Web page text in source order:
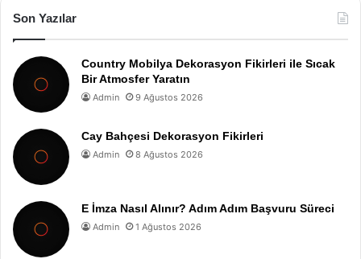
Son Yazılar
Country Mobilya Dekorasyon Fikirleri ile Sıcak
Bir Atmosfer Yaratın
Admin 9 Ağustos 2026
Cay Bahçesi Dekorasyon Fikirleri
Admin 8 Ağustos 2026
E İmza Nasıl Alınır? Adım Adım Başvuru Süreci
Admin 1 Ağustos 2026